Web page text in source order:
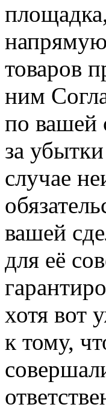
товаров
ним
по вашей
за
случае
вашей
для её
хотя вот
к тому,